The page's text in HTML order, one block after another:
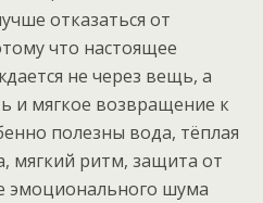
отказаться от
что настоящее
не через вещь, а
и мягкое возвращение к
полезны вода, тёплая
мягкий ритм, защита от
эмоционального шума